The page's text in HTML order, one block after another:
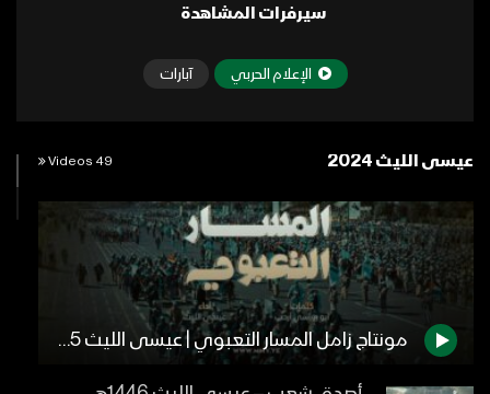
سيرفرات المشاهدة
الإعلام الحربي آبارات
عيسى الليث 2024 49 Videos
مونتاج زامل المسار التعبوي | عيسى الليث 1445هـ